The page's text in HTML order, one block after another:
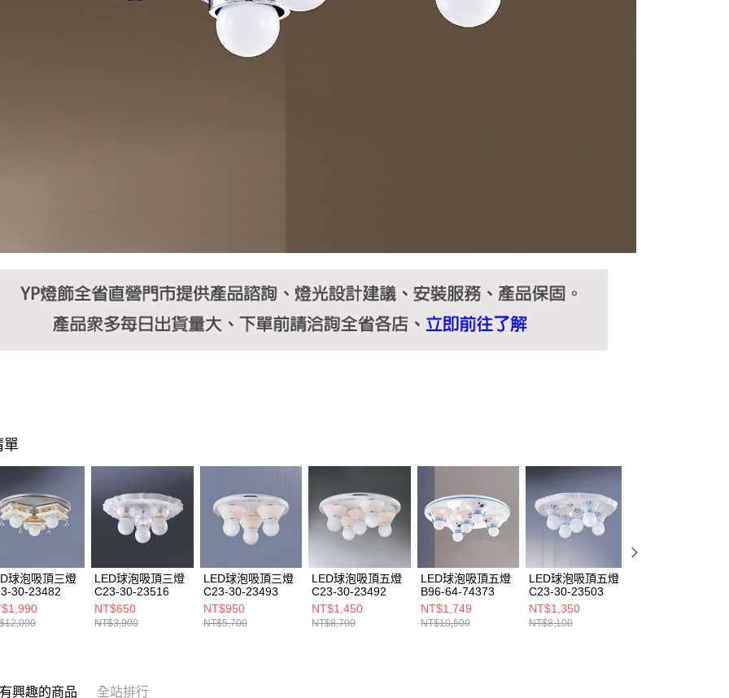
單
球泡吸頂三燈
30-23482
LED球泡吸頂三燈
C23-30-23516
NT$650
NT$3,900
LED球泡吸頂三燈
C23-30-23493
NT$950
NT$5,700
LED球泡吸頂五燈
C23-30-23492
NT$1,450
NT$8,700
LED球泡吸頂五燈
B96-64-74373
NT$1,749
NT$10,500
LED球泡吸頂五燈
C23-30-23503
NT$1,350
NT$8,100
興趣的商品 全站排行